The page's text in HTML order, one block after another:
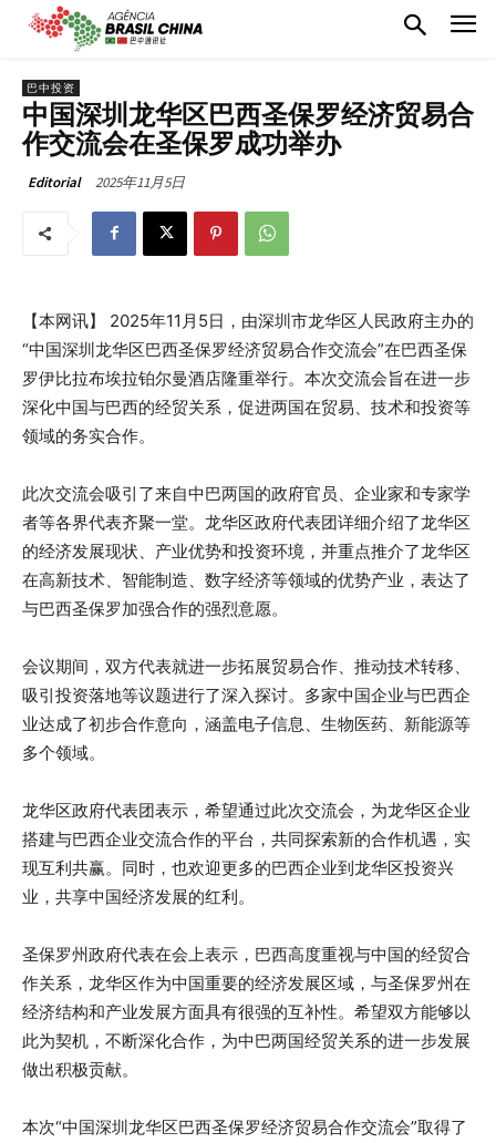
巴中投资
中国深圳龙华区巴西圣保罗经济贸易合
作交流会在圣保罗成功举办
Editorial 2025年11月5日
【本网讯】 2025年11月5日，由深圳市龙华区人民政府主办的
“中国深圳龙华区巴西圣保罗经济贸易合作交流会”在巴西圣保
罗伊比拉布埃拉铂尔曼酒店隆重举行。本次交流会旨在进一步
深化中国与巴西的经贸关系，促进两国在贸易、技术和投资等
领域的务实合作。
此次交流会吸引了来自中巴两国的政府官员、企业家和专家学
者等各界代表齐聚一堂。龙华区政府代表团详细介绍了龙华区
的经济发展现状、产业优势和投资环境，并重点推介了龙华区
在高新技术、智能制造、数字经济等领域的优势产业，表达了
与巴西圣保罗加强合作的强烈意愿。
会议期间，双方代表就进一步拓展贸易合作、推动技术转移、
吸引投资落地等议题进行了深入探讨。多家中国企业与巴西企
业达成了初步合作意向，涵盖电子信息、生物医药、新能源等
多个领域。
龙华区政府代表团表示，希望通过此次交流会，为龙华区企业
搭建与巴西企业交流合作的平台，共同探索新的合作机遇，实
现互利共赢。同时，也欢迎更多的巴西企业到龙华区投资兴
业，共享中国经济发展的红利。
圣保罗州政府代表在会上表示，巴西高度重视与中国的经贸合
作关系，龙华区作为中国重要的经济发展区域，与圣保罗州在
经济结构和产业发展方面具有很强的互补性。希望双方能够以
此为契机，不断深化合作，为中巴两国经贸关系的进一步发展
做出积极贡献。
本次“中国深圳龙华区巴西圣保罗经济贸易合作交流会”取得了